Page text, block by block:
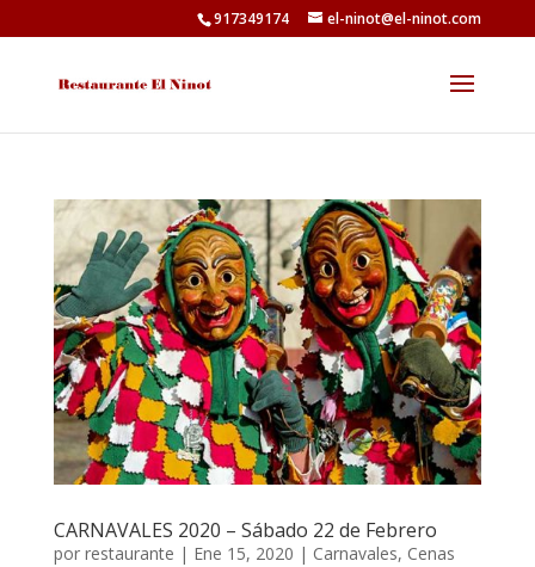
917349174 el-ninot@el-ninot.com
CARNAVALES 2020 – Sábado 22 de Febrero
por restaurante | Ene 15, 2020 | Carnavales, Cenas